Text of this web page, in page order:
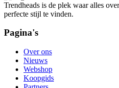
Trendheads is de plek waar alles
perfecte stijl te vinden.
Pagina's
Over ons
Nieuws
Webshop
Koopgids